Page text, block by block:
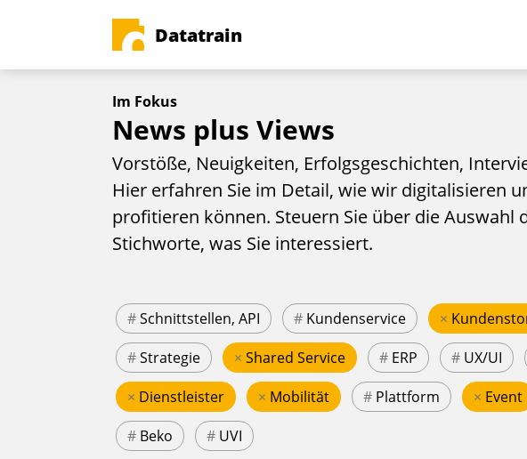
Datatrain
Im Fokus
News plus Views
Vorstöße, Neuigkeiten, Erfolgsgeschichten,
Hier erfahren Sie im Detail, wie wir digitalisieren
profitieren können. Steuern Sie über die Auswahl
Stichworte, was Sie interessiert.
#Schnittstellen, API # Kundenservice ×
#Strategie × Shared Service # ERP # UX/UI
× Dienstleister × Mobilität # Plattform × Event
# Beko # UVI